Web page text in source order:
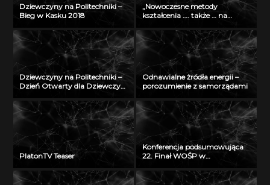
Dziewczyny na Politechniki –
Bieg w Kasku 2018
„Nowoczesne metody
kształcenia …. także … na
Radiu Akadera – 11 grudzień
2012
Dziewczyny na Politechniki –
Dzień Otwarty dla Dziewczyn
Odnawialne żródła energii –
porozumienie z samorządami
PlatonTV Teaser
Konferencja podsumowująca
22. Finał WOŚP w